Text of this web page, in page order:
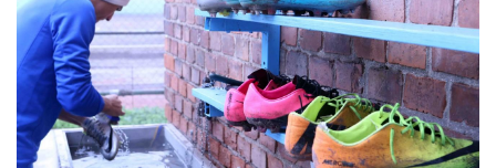
CSAPATOK
MÉRKŐZÉSEK
KLUB
GALÉRIA